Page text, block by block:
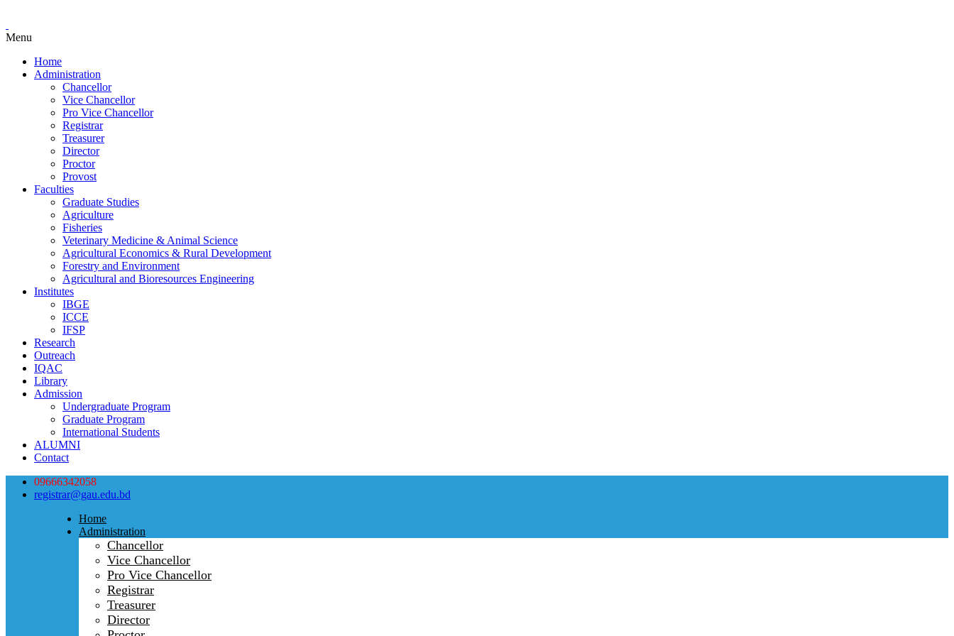
Menu
Home
Administration
Chancellor
Vice Chancellor
Pro Vice Chancellor
Registrar
Treasurer
Director
Proctor
Provost
Faculties
Graduate Studies
Agriculture
Fisheries
Veterinary Medicine & Animal Science
Agricultural Economics & Rural Development
Forestry and Environment
Agricultural and Bioresources Engineering
Institutes
IBGE
ICCE
IFSP
Research
Outreach
IQAC
Library
Admission
Undergraduate Program
Graduate Program
International Students
ALUMNI
Contact
09666342058
registrar@gau.edu.bd
Home
Administration
Chancellor
Vice Chancellor
Pro Vice Chancellor
Registrar
Treasurer
Director